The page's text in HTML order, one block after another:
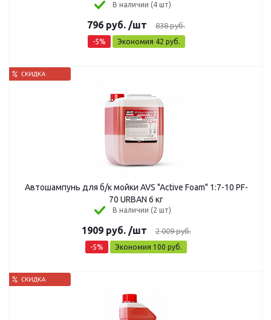
В наличии (4 шт)
796 руб. /шт 838руб.
-5% Экономия 42 руб.
Автошампунь для б/к мойки AVS "Active Foam" 1:7-10 PF-
70 URBAN 6 кг
В наличии (2 шт)
1909руб. /шт 2 009руб.
-5% Экономия 100 руб.